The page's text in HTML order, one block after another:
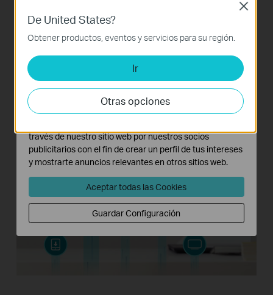
Lista de control de acceso (ACL)
ACL sirve como administrador virtual, lo que
permite que todos los dispositivos conectados
obtengan datos de acuerdo con las reglas de red
definidas por el usuario y lo ayuda a crear las
regulaciones de red que necesita.
De United States?
Obtener productos, eventos y servicios para su región.
Ir
Otras opciones
Close
Cookies Básicas
Estas cookies son necesarias para el funcionamiento
del sitio web y no pueden desactivarse en tu sistema.
Cookies de Análisis y de Marketing
Las cookies de análisis nos permiten analizar tus
actividades en nuestro sitio web con el fin de mejorar y
adaptar la funcionalidad del mismo.
través de nuestro sitio web por nuestros socios
publicitarios con el fin de crear un perfil de tus intereses
y mostrarte anuncios relevantes en otros sitios web.
Aceptar todas las Cookies
Guardar Configuración